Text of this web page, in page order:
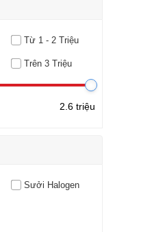
Từ 1 - 2 Triệu
Trên 3 Triệu
2.6 triệu
Sưởi Halogen